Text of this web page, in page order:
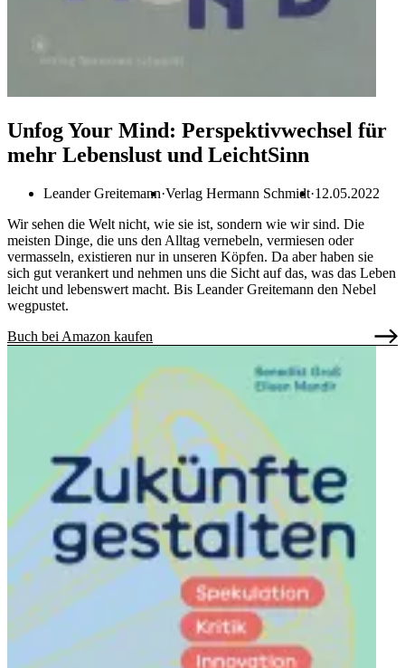
Unfog Your Mind: Perspektivwechsel für
mehr Lebenslust und LeichtSinn
Leander Greitemann Verlag Hermann Schmidt 12.05.2022
Wir sehen die Welt nicht, wie sie ist, sondern wie wir sind. Die
meisten Dinge, die uns den Alltag vernebeln, vermiesen oder
vermasseln, existieren nur in unseren Köpfen. Da aber haben sie
sich gut verankert und nehmen uns die Sicht auf das, was das Leben
leicht und lebenswert macht. Bis Leander Greitemann den Nebel
wegpustet.
Buch bei Amazon kaufen